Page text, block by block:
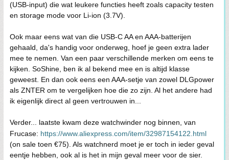
(USB-input) die wat leukere functies heeft zoals capacity testen
en storage mode voor Li-ion (3.7V).
Ook maar eens wat van die USB-C AA en AAA-batterijen
gehaald, da's handig voor onderweg, hoef je geen extra lader
mee te nemen. Van een paar verschillende merken om eens te
kijken. SoShine, ben ik al bekend mee en is altijd klasse
geweest. En dan ook eens een AAA-setje van zowel DLGpower
als ZNTER om te vergelijken hoe die zo zijn. Al het andere had
ik eigenlijk direct al geen vertrouwen in...
Verder... laatste kwam deze watchwinder nog binnen, van
Frucase: https://www.aliexpress.com/item/32987154122.html
(on sale toen €75). Als watchnerd moet je er toch in ieder geval
eentje hebben, ook al is het in mijn geval meer voor de sier.